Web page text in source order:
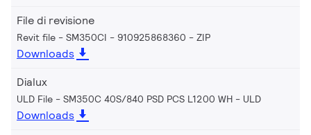
File di revisione
Revit file - SM350CI - 910925868360 ZIP
Downloads
Dialux
ULD File - SM350C 40S/840 PSD PCS L1200 WH ULD
Downloads